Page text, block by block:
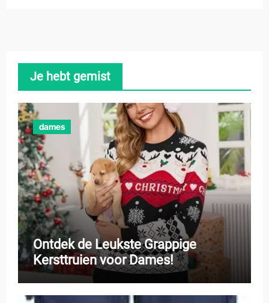
Je hebt gemist
dames
Ontdek de Leukste Grappige
Kersttruien voor Dames!